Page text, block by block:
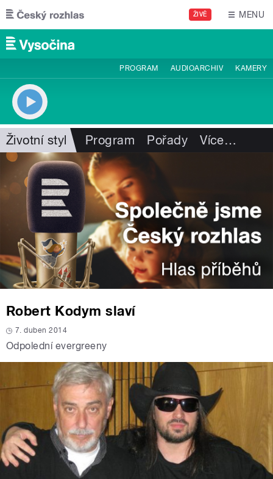
Přejít k hlavnímu obsahu
ŽIVĚ MENU
PROGRAM AUDIOARCHIV KAMERY
Životní styl Program Pořady Více…
Robert Kodym slaví
7. duben 2014
Odpolední evergreeny